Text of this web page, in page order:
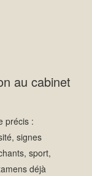
au cabinet
précis :
signes
sport,
déjà